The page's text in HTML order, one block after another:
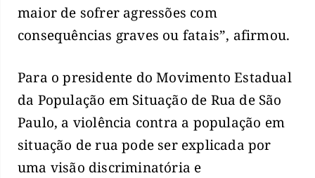
maior de sofrer agressões com
consequências graves ou fatais”, afirmou.
Para o presidente do Movimento Estadual
da População em Situação de Rua de São
Paulo, a violência contra a população em
situação de rua pode ser explicada por
uma visão discriminatória e